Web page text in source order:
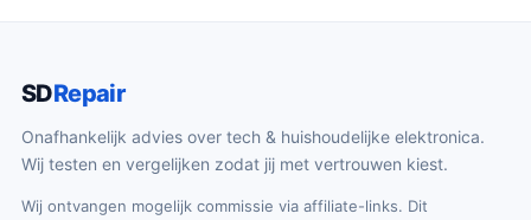
SDRepair
Onafhankelijk advies over tech & huishoudelijke elektronica.
Wij testen en vergelijken zodat jij met vertrouwen kiest.
Wij ontvangen mogelijk commissie via affiliate-links. Dit